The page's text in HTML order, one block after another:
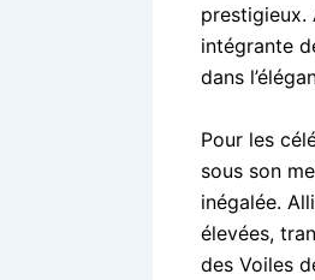
prestigieux.
intégrante
dans
Pour les
sous son
inégalée.
élevées,
des Voiles